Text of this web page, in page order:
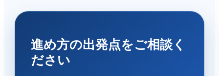
進め方の出発点をご相談く
ださい